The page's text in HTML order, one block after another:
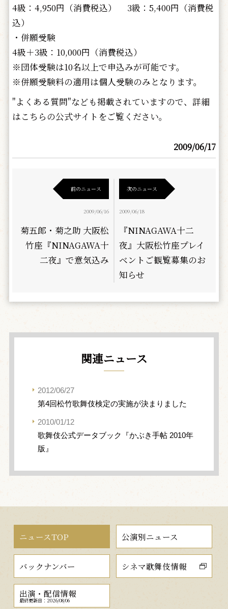
4級：4,950円（消費税込） 3級：5,400円（消費税
込）
・併願受験
4級＋3級：10,000円（消費税込）
※団体受験は10名以上で申込みが可能です。
※併願受験料の適用は個人受験のみとなります。
"よくある質問"なども掲載されていますので、詳細
はこちらの公式サイトをご覧ください。
2009/06/17
前のニュース
2009/06/16
菊五郎・菊之助 大阪松
竹座『NINAGAWA十
二夜』で意気込み
次のニュース
2009/06/18
『NINAGAWA十二
夜』大阪松竹座プレイ
ベントご観覧募集のお
知らせ
関連ニュース
2012/06/27
第4回松竹歌舞伎検定の実施が決まりました
2010/01/12
歌舞伎公式データブック『かぶき手帖 2010年
版』
ニュースTOP 公演別ニュース
バックナンバー シネマ歌舞伎情報
出演・配信情報
最終更新日：2026/08/06